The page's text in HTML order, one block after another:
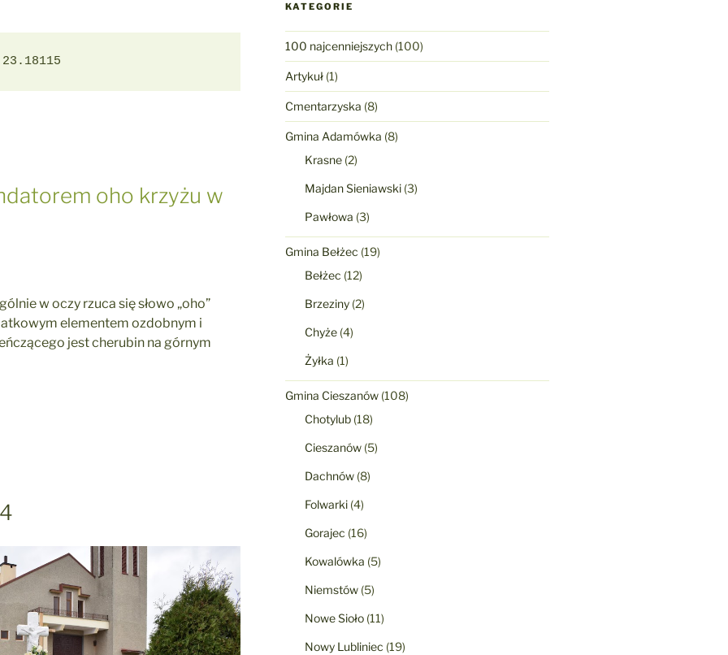
oho krzyżu w
w oczy rzuca się słowo „oho”
elementem ozdobnym i
jest cherubin na górnym
KATEGORIE
100 najcenniejszych(100)
Artykuł(1)
Cmentarzyska (8)
Gmina Adamówka (8)
Krasne(2)
Majdan Sieniawski(3)
Pawłowa (3)
Gmina Bełżec (19)
Bełżec (12)
Brzeziny(2)
Chyże(4)
Żyłka (1)
Gmina Cieszanów(108)
Chotylub(18)
Cieszanów(5)
Dachnów(8)
Folwarki(4)
Gorajec (16)
Kowalówka (5)
Niemstów(5)
Nowe Sioło(11)
Nowy Lubliniec (19)